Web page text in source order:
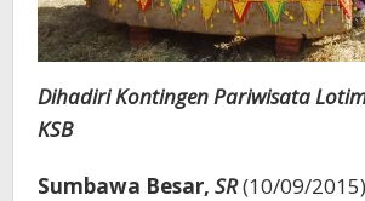
Dihadiri Kontingen Pariwisata
KSB
Sumbawa Besar, SR(10/09/2015)